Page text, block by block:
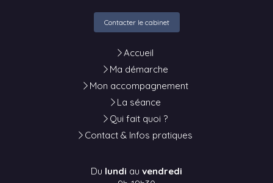
Contacter le cabinet
Accueil
Ma démarche
Mon accompagnement
La séance
Qui fait quoi ?
Contact & Infos pratiques
Du lundi au vendredi